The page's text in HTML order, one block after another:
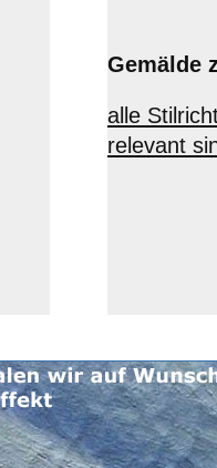
Gemälde
alle
relevant